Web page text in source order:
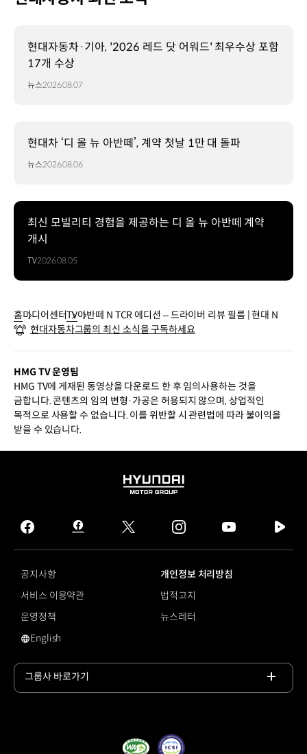
현대자동차·기아, '2026 레드 닷 어워드' 최우수상 포함
17개 수상
뉴스2026.08.07
현대차 ‘디 올 뉴 아반떼’, 계약 첫날 1만 대 돌파
뉴스2026.08.06
최신 모빌리티 경험을 제공하는 디 올 뉴 아반떼 계약
개시
TV2026.08.05
홈미디어센터TV아반떼 N TCR 에디션 – 드라이버 리뷰 필름 | 현대 N
현대자동차그룹의 최신 소식을 구독하세요
HMG TV 운영팀
HMG TV에 게재된 동영상을 다운로드 한 후 임의사용하는 것을
금합니다. 콘텐츠의 임의 변형·가공은 허용되지 않으며, 상업적인
목적으로 사용할 수 없습니다. 이를 위반할 시 관련법에 따라 불이익을
받을 수 있습니다.
HYUNDAI
GROUP
facebook
hmg
journal
twitter instagram
tv
공지사항
개인정보 처리방침
서비스 이용약관
법적고지
운영정책
뉴스레터
영문 사이트로 이동
English
그룹사 바로가기